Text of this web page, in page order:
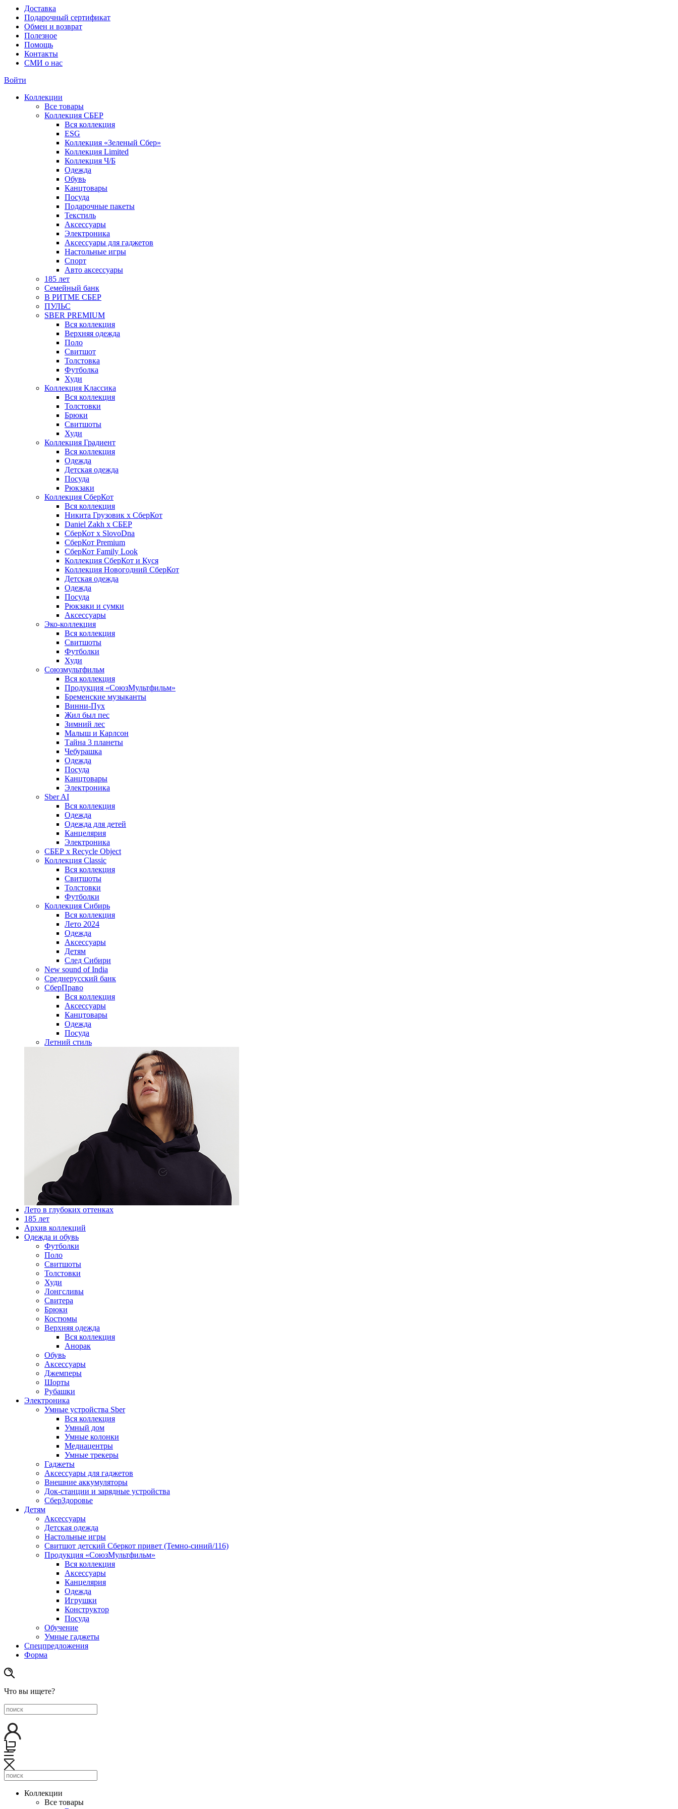
Доставка
Подарочный сертификат
Обмен и возврат
Полезное
Помощь
Контакты
СМИ о нас
Войти
Коллекции
Все товары
Коллекция СБЕР
Вся коллекция
ESG
Коллекция «Зеленый Сбер»
Коллекция Limited
Коллекция Ч/Б
Одежда
Обувь
Канцтовары
Посуда
Подарочные пакеты
Текстиль
Аксессуары
Электроника
Аксессуары для гаджетов
Настольные игры
Спорт
Авто аксессуары
185 лет
Семейный банк
В РИТМЕ СБЕР
ПУЛЬС
SBER PREMIUM
Вся коллекция
Верхняя одежда
Поло
Свитшот
Толстовка
Футболка
Худи
Коллекция Классика
Вся коллекция
Толстовки
Брюки
Свитшоты
Худи
Коллекция Градиент
Вся коллекция
Одежда
Детская одежда
Посуда
Рюкзаки
Коллекция СберКот
Вся коллекция
Никита Грузовик х СберКот
Daniel Zakh x СБЕР
СберКот x SlovoDna
СберКот Premium
СберКот Family Look
Коллекция СберКот и Куся
Коллекция Новогодний СберКот
Детская одежда
Одежда
Посуда
Рюкзаки и сумки
Аксессуары
Эко-коллекция
Вся коллекция
Свитшоты
Футболки
Худи
Союзмультфильм
Вся коллекция
Продукция «СоюзМультфильм»
Бременские музыканты
Винни-Пух
Жил был пес
Зимний лес
Малыш и Карлсон
Тайна 3 планеты
Чебурашка
Одежда
Посуда
Канцтовары
Электроника
Sber AI
Вся коллекция
Одежда
Одежда для детей
Канцелярия
Электроника
СБЕР x Recycle Object
Коллекция Classic
Вся коллекция
Свитшоты
Толстовки
Футболки
Коллекция Сибирь
Вся коллекция
Лето 2024
Одежда
Аксессуары
Детям
След Сибири
New sound of India
Среднерусский банк
СберПраво
Вся коллекция
Аксессуары
Канцтовары
Одежда
Посуда
Летний стиль
Лето в глубоких оттенках
185 лет
Архив коллекций
Одежда и обувь
Футболки
Поло
Свитшоты
Толстовки
Худи
Лонгсливы
Свитера
Брюки
Костюмы
Верхняя одежда
Вся коллекция
Анорак
Обувь
Аксессуары
Джемперы
Шорты
Рубашки
Электроника
Умные устройства Sber
Вся коллекция
Умный дом
Умные колонки
Медиацентры
Умные трекеры
Гаджеты
Аксессуары для гаджетов
Внешние аккумуляторы
Док-станции и зарядные устройства
СберЗдоровье
Детям
Аксессуары
Детская одежда
Настольные игры
Свитшот детский Сберкот привет (Темно-синий/116)
Продукция «СоюзМультфильм»
Вся коллекция
Аксессуары
Канцелярия
Одежда
Игрушки
Конструктор
Посуда
Обучение
Умные гаджеты
Спецпредложения
Форма
Что вы ищете?
Коллекции
Все товары